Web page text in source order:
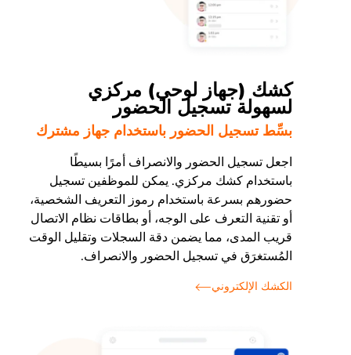
كشك (جهاز لوحي) مركزي
لسهولة تسجيل الحضور
بسِّط تسجيل الحضور باستخدام جهاز مشترك
اجعل تسجيل الحضور والانصراف أمرًا بسيطًا
باستخدام كشك مركزي. يمكن للموظفين تسجيل
حضورهم بسرعة باستخدام رموز التعريف الشخصية،
أو تقنية التعرف على الوجه، أو بطاقات نظام الاتصال
قريب المدى، مما يضمن دقة السجلات وتقليل الوقت
المُستغرَق في تسجيل الحضور والانصراف.
الكشك الإلكتروني